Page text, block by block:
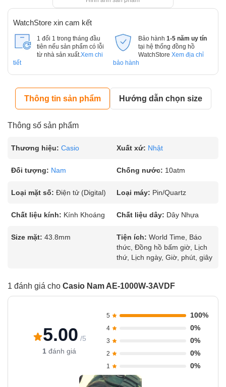
WatchStore xin cam kết
1 đổi 1 trong tháng đầu
tiên nếu sản phẩm có lỗi
từ nhà sản xuất. Xem chi
tiết
Bảo hành 1-5 năm uy tín
tại hệ thống đồng hồ
WatchStore Xem địa chỉ
bảo hành
Thông tin sản phẩm Hướng dẫn chọn size
Thông số sản phẩm
Thương hiệu: Casio Xuất xứ: Nhật
Đối tượng: Nam Chống nước: 10atm
Loại mặt số: Điện tử (Digital) Loại máy: Pin/Quartz
Chất liệu kính: Kính Khoáng Chất liệu dây: Dây Nhựa
Size mặt: 43.8mm Tiện ích: World Time, Báo
thức, Đồng hồ bấm giờ, Lịch
thứ, Lịch ngày, Giờ, phút, giây
1 đánh giá cho Casio Nam AE-1000W-3AVDF
5.00 /5
1 đánh giá
5 100%
4 0%
3 0%
2 0%
1 0%